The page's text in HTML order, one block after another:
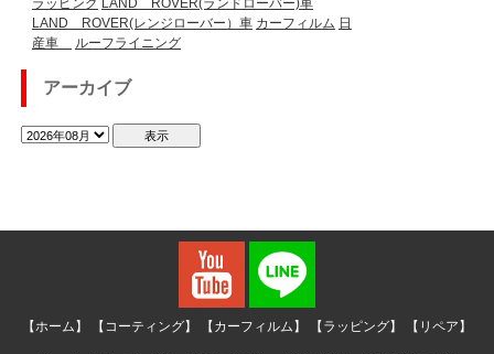
ラッピング LAND ROVER(ランドローバー)車
LAND ROVER(レンジローバー）車 カーフィルム 日
産車
ルーフライニング
アーカイブ
【ホーム】 【コーティング】 【カーフィルム】 【ラッピング】 【リペア】